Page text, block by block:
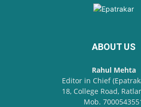
ABOUT US
Rahul Mehta
Editor in Chief
18, College Road,
Mob.